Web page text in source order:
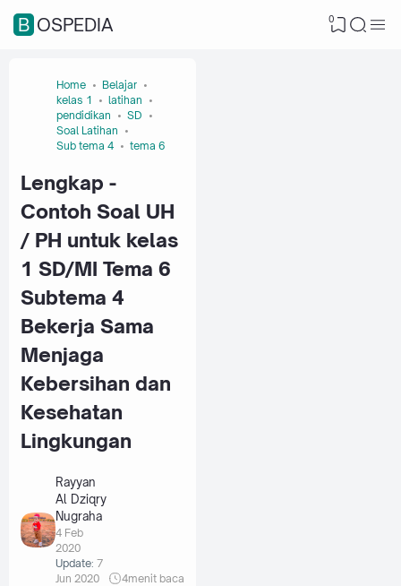
BOSPEDIA 0
Home
Belajar
kelas 1
latihan
pendidikan
SD
Soal Latihan
Sub tema 4
tema 6
Lengkap -
Contoh Soal UH
/ PH untuk kelas
1 SD/MI Tema 6
Subtema 4
Bekerja Sama
Menjaga
Kebersihan dan
Kesehatan
Lingkungan
Rayyan
Al Dziqry
Nugraha
4 Feb
2020
Update: 7
Jun 2020
4menit baca